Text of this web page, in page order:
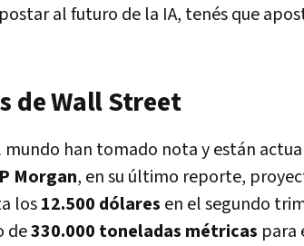
al futuro de la IA, tenés que
de Wall Street
mundo han tomado nota y están
Morgan, en su último reporte,
los12.500 dólares en el segundo
de330.000 toneladas métricas para